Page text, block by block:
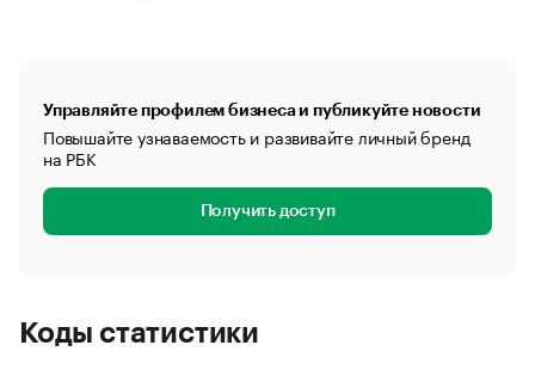
Управляйте профилем бизнеса и публикуйте новости
Повышайте узнаваемость и развивайте личный бренд
на РБК
Получить доступ
Коды статистики